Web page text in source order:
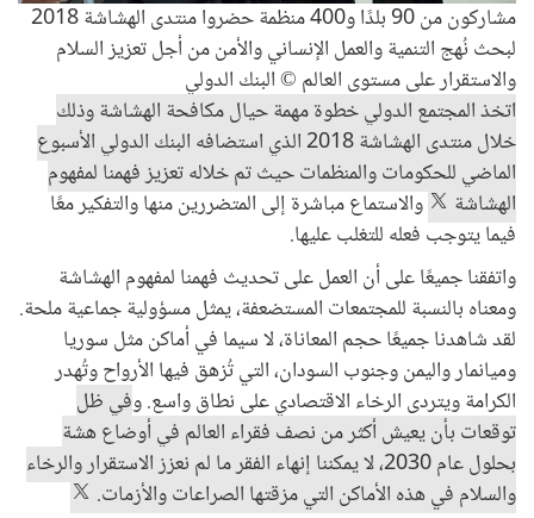
مشاركون من 90 بلدًا و400 منظمة حضروا منتدى الهشاشة 2018
لبحث نُهج التنمية والعمل الإنساني والأمن من أجل تعزيز السلام
والاستقرار على مستوى العالم © البنك الدولي
اتخذ المجتمع الدولي خطوة مهمة حيال مكافحة الهشاشة وذلك
خلال منتدى الهشاشة 2018 الذي استضافه البنك الدولي الأسبوع
الماضي للحكومات والمنظمات حيث تم خلاله تعزيز فهمنا لمفهوم
الهشاشة
والاستماع مباشرة إلى المتضررين منها والتفكير معًا
فيما يتوجب فعله للتغلب عليها.
واتفقنا جميعًا على أن العمل على تحديث فهمنا لمفهوم الهشاشة
ومعناه بالنسبة للمجتمعات المستضعفة، يمثل مسؤولية جماعية ملحة.
لقد شاهدنا جميعًا حجم المعاناة، لا سيما في أماكن مثل سوريا
وميانمار واليمن وجنوب السودان، التي تُزهق فيها الأرواح وتُهدر
الكرامة ويتردى الرخاء الاقتصادي على نطاق واسع. وفي ظل
توقعات بأن يعيش أكثر من نصف فقراء العالم في أوضاع هشة
بحلول عام 2030، لا يمكننا إنهاء الفقر ما لم نعزز الاستقرار والرخاء
والسلام في هذه الأماكن التي مزقتها الصراعات والأزمات.